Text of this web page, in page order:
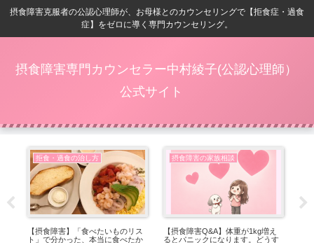
摂食障害克服者の公認心理師が、お母様とのカウンセリングで【拒食症・過食
症】をゼロに導く専門カウンセリング。
摂食障害専門カウンセラー中村綾子(公認心理師）
公式サイト
拒食・過食の治し方
【摂食障害】「食べたいものリス
ト」で分かった、本当に食べたか
摂食障害の家族相談
【摂食障害Q&A】体重が1kg増え
るとパニックになります。どうす